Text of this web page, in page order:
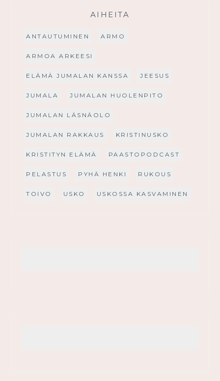
AIHEITA
ANTAUTUMINEN ARMO
ARMOA ARKEESI
ELÄMÄ JUMALAN KANSSA JEESUS
JUMALA JUMALAN HUOLENPITO
JUMALAN LÄSNÄOLO
JUMALAN RAKKAUS KRISTINUSKO
KRISTITYN ELÄMÄ PAASTOPODCAST
PELASTUS PYHÄ HENKI RUKOUS
TOIVO USKO USKOSSA KASVAMINEN